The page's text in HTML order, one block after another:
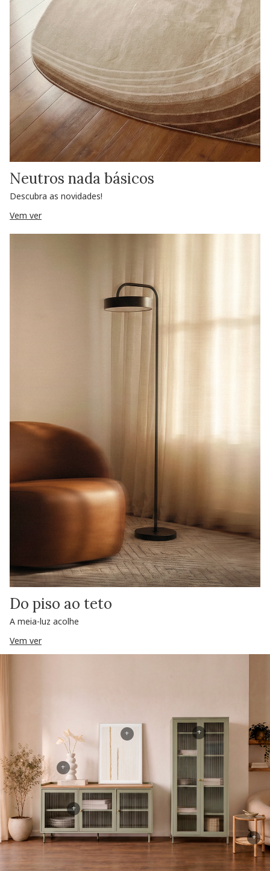
Neutros nada básicos
Descubra as novidades!
Vem ver
Do piso ao teto
A meia-luz acolhe
Vem ver
+
+
+
+
+